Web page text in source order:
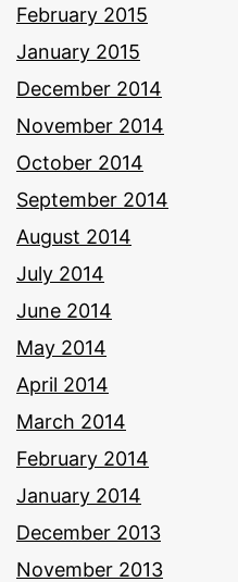
February 2015
January 2015
December 2014
November 2014
October 2014
September 2014
August 2014
July 2014
June 2014
May 2014
April 2014
March 2014
February 2014
January 2014
December 2013
November 2013